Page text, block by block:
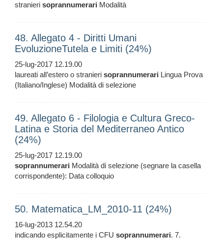
stranieri soprannumerari Modalità
48. Allegato 4 - Diritti Umani
EvoluzioneTutela e Limiti (24%)
25-lug-2017 12.19.00
laureati all’estero o stranieri soprannumerari Lingua Prova
(Italiano/Inglese) Modalità di selezione
49. Allegato 6 - Filologia e Cultura Greco-
Latina e Storia del Mediterraneo Antico
(24%)
25-lug-2017 12.19.00
soprannumerari Modalità di selezione (segnare la casella
corrispondente): Data colloquio
50. Matematica_LM_2010-11 (24%)
16-lug-2013 12.54.20
indicando esplicitamente i CFU soprannumerari. 7.